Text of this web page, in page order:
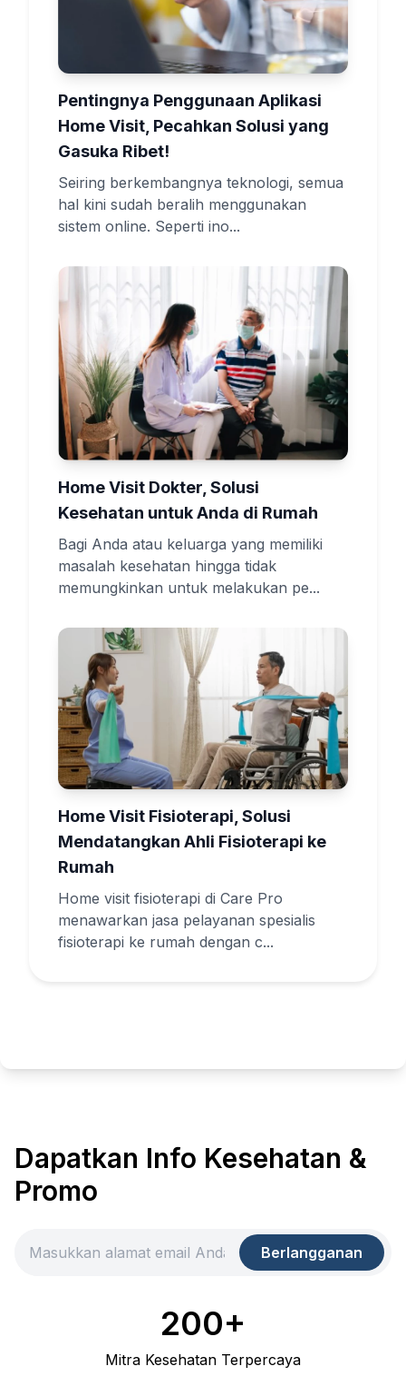
Pentingnya Penggunaan Aplikasi
Home Visit, Pecahkan Solusi yang
Gasuka Ribet!
Seiring berkembangnya teknologi, semua
hal kini sudah beralih menggunakan
sistem online. Seperti ino...
Home Visit Dokter, Solusi
Kesehatan untuk Anda di Rumah
Bagi Anda atau keluarga yang memiliki
masalah kesehatan hingga tidak
memungkinkan untuk melakukan pe...
Home Visit Fisioterapi, Solusi
Mendatangkan Ahli Fisioterapi ke
Rumah
Home visit fisioterapi di Care Pro
menawarkan jasa pelayanan spesialis
fisioterapi ke rumah dengan c...
Dapatkan Info Kesehatan &
Promo
Berlangganan
200+
Mitra Kesehatan Terpercaya